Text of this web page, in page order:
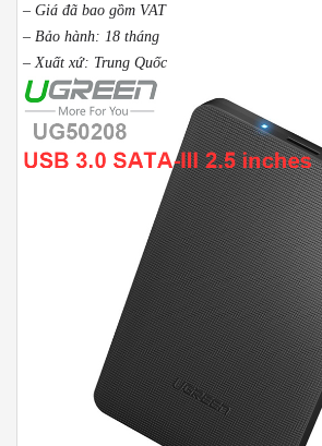
– Giá đã bao gồm VAT
– Bảo hành: 18 tháng
– Xuất xứ: Trung Quốc